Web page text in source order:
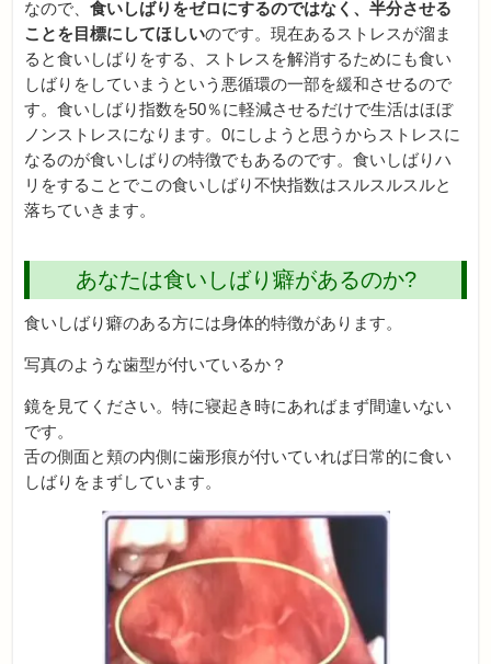
なので、食いしばりをゼロにするのではなく、半分させる
ことを目標にしてほしいのです。現在あるストレスが溜ま
ると食いしばりをする、ストレスを解消するためにも食い
しばりをしていまうという悪循環の一部を緩和させるので
す。食いしばり指数を50％に軽減させるだけで生活はほぼ
ノンストレスになります。0にしようと思うからストレスに
なるのが食いしばりの特徴でもあるのです。食いしばりハ
リをすることでこの食いしばり不快指数はスルスルスルと
落ちていきます。
あなたは食いしばり癖があるのか?
食いしばり癖のある方には身体的特徴があります。
写真のような歯型が付いているか？
鏡を見てください。特に寝起き時にあればまず間違いない
です。
舌の側面と頬の内側に歯形痕が付いていれば日常的に食い
しばりをまずしています。